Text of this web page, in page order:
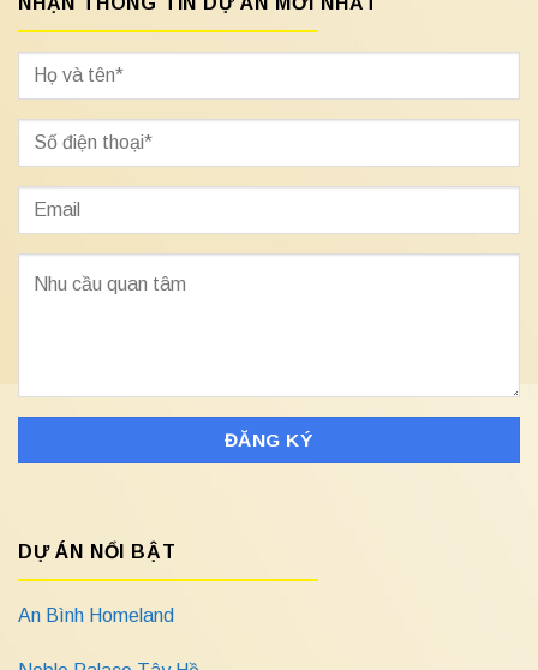
DỰ ÁN NỔI BẬT
An Bình Homeland